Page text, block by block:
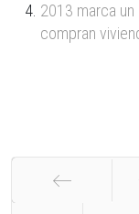
2013 marca
compran